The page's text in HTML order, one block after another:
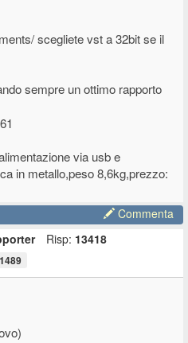
scegliete vst a 32bit se il
sempre un ottimo rapporto
via usb e
in metallo,peso 8,6kg,prezzo:
Commenta
Risp: 13418
1489